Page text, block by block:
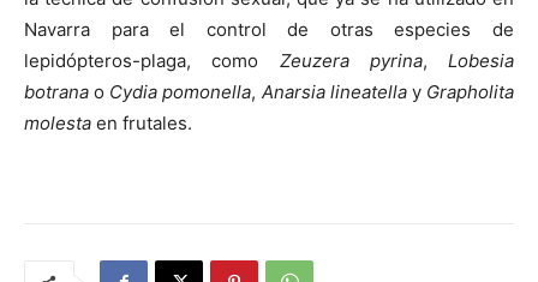
Navarra para el control de otras especies de
lepidópteros-plaga, como Zeuzera pyrina, Lobesia
botrana o Cydia pomonella, Anarsia lineatellay Grapholita
molesta en frutales.